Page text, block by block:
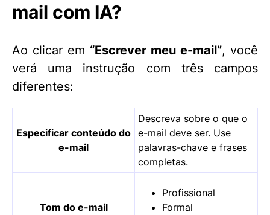
mail com IA?
Ao clicar em “Escrever meu e-mail”, você
verá uma instrução com três campos
diferentes:
Especificar conteúdo do
e-mail
Descreva sobre o que o
e-mail deve ser. Use
palavras-chave e frases
completas.
Tom do e-mail
Profissional
Formal